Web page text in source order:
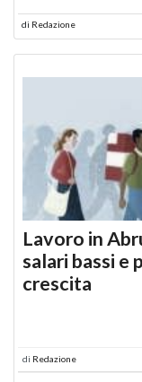
di Redazione
Lavoro in
salari bassi e
crescita
di Redazione